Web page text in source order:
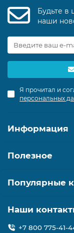
Будьте в
наши
Я прочитал и
персональных
Информация
Полезное
Популярные
Наши
+7 800 775-41-